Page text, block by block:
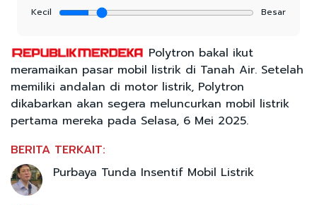
Kecil
Besar
Polytron bakal ikut
meramaikan pasar mobil listrik di Tanah Air. Setelah
memiliki andalan di motor listrik, Polytron
dikabarkan akan segera meluncurkan mobil listrik
pertama mereka pada Selasa, 6 Mei 2025.
BERITA TERKAIT:
Purbaya Tunda Insentif Mobil Listrik